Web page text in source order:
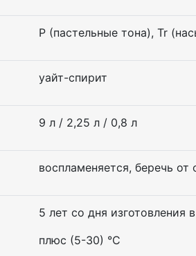
P (пастельные тона), Tr
уайт-спирит
9 л / 2,25 л / 0,8 л
воспламеняется, беречь
5 лет со дня изготовления
плюс (5-30) °С